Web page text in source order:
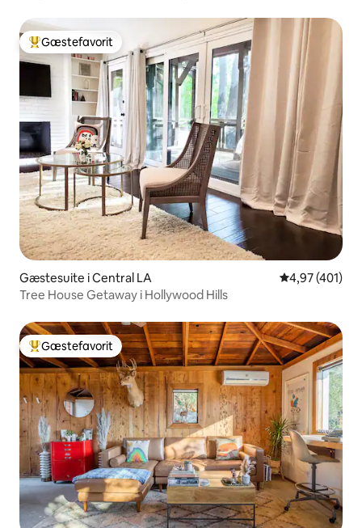
Bedste gæstefavorit
Gæstefavorit
Gæstesuite i Central LA 4,97 ud af 5 i
4,97 (401)
Tree House Getaway i Hollywood Hills
Bedste gæstefavorit
Gæstefavorit